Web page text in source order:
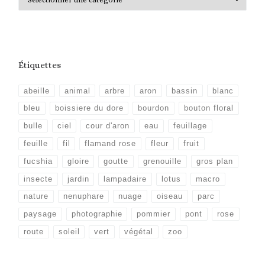
Étiquettes
abeille animal arbre aron bassin blanc
bleu boissiere du dore bourdon bouton floral
bulle ciel cour d'aron eau feuillage
feuille fil flamand rose fleur fruit
fucshia gloire goutte grenouille gros plan
insecte jardin lampadaire lotus macro
nature nenuphare nuage oiseau parc
paysage photographie pommier pont rose
route soleil vert végétal zoo